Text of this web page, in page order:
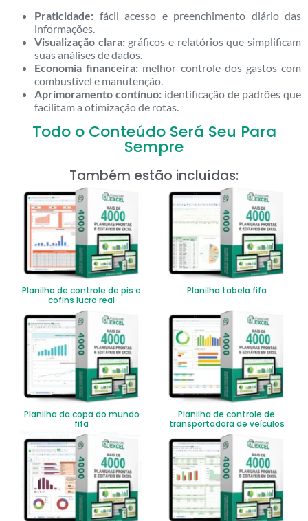
Praticidade: fácil acesso e preenchimento diário das
informações.
Visualização clara:gráficos e relatórios que simplificam
suas análises de dados.
Economia financeira: melhor controle dos gastos com
combustível e manutenção.
Aprimoramento contínuo: identificação de padrões que
facilitam a otimização de rotas.
Todo o Conteúdo Será Seu Para
Sempre
Também estão incluídas:
Planilha de controle de pis e
cofins lucro real
Planilha tabela fifa
Planilha da copa do mundo
fifa
Planilha de controle de
transportadora de veículos